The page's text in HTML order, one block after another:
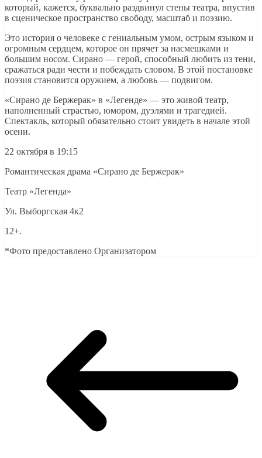
который, кажется, буквально раздвинул стены театра, впустив
в сценическое пространство свободу, масштаб и поэзию.
Это история о человеке с гениальным умом, острым языком и
огромным сердцем, которое он прячет за насмешками и
большим носом. Сирано — герой, способный любить из тени,
сражаться ради чести и побеждать словом. В этой постановке
поэзия становится оружием, а любовь — подвигом.
«Сирано де Бержерак» в «Легенде» — это живой театр,
наполненный страстью, юмором, дуэлями и трагедией.
Спектакль, который обязательно стоит увидеть в начале этой
осени.
22 октября в 19:15
Романтическая драма «Сирано де Бержерак»
Театр «Легенда»
Ул. Выборгская 4к2
12+.
*Фото предоставлено Организатором